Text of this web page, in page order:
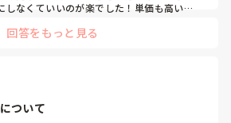
しなくていいのが楽でした！単価も高いで
分からないのでそこは難点ですかね。
回答をもっと見る
ついて